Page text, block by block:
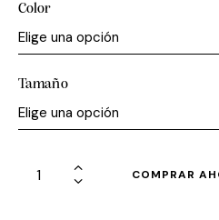
Color
Tamaño
COMPRAR